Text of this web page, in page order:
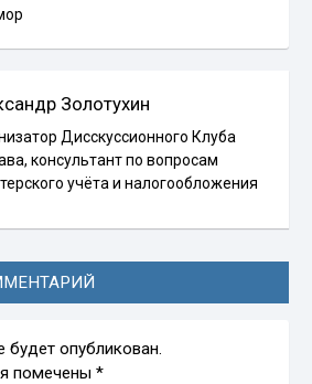
Золотухин
Дисскуссионного Клуба
консультант по вопросам
учёта и налогообложения
будет опубликован.
помечены*